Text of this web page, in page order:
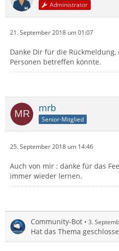
Administrator
21. September 2018 um 01:07
Danke Dir für die
Personen betreffen könnte.
mrb
Senior-Mitglied
25. September 2018 um 14:46
Auch von mir : danke für das
immer wieder lernen.
Community-Bot 3.
Hat das Thema